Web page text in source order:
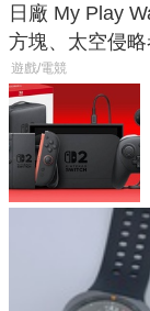
日廠 My Play
方塊、太空侵
遊戲/電競